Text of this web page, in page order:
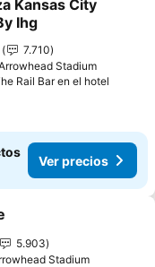
a favoritos
Kansas City
Ihg
7.710
Stadium
Rail Bar en el hotel
Ver precios
favoritos
5.903
Stadium